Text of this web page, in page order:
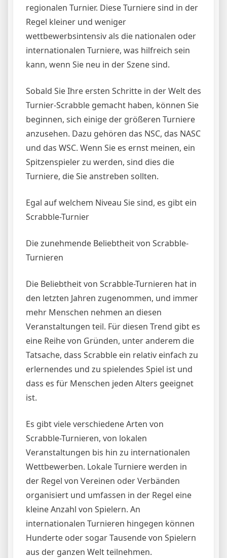
regionalen Turnier. Diese Turniere sind in der
Regel kleiner und weniger
wettbewerbsintensiv als die nationalen oder
internationalen Turniere, was hilfreich sein
kann, wenn Sie neu in der Szene sind.
Sobald Sie Ihre ersten Schritte in der Welt des
Turnier-Scrabble gemacht haben, können Sie
beginnen, sich einige der größeren Turniere
anzusehen. Dazu gehören das NSC, das NASC
und das WSC. Wenn Sie es ernst meinen, ein
Spitzenspieler zu werden, sind dies die
Turniere, die Sie anstreben sollten.
Egal auf welchem Niveau Sie sind, es gibt ein
Scrabble-Turnier
Die zunehmende Beliebtheit von Scrabble-
Turnieren
Die Beliebtheit von Scrabble-Turnieren hat in
den letzten Jahren zugenommen, und immer
mehr Menschen nehmen an diesen
Veranstaltungen teil. Für diesen Trend gibt es
eine Reihe von Gründen, unter anderem die
Tatsache, dass Scrabble ein relativ einfach zu
erlernendes und zu spielendes Spiel ist und
dass es für Menschen jeden Alters geeignet
ist.
Es gibt viele verschiedene Arten von
Scrabble-Turnieren, von lokalen
Veranstaltungen bis hin zu internationalen
Wettbewerben. Lokale Turniere werden in
der Regel von Vereinen oder Verbänden
organisiert und umfassen in der Regel eine
kleine Anzahl von Spielern. An
internationalen Turnieren hingegen können
Hunderte oder sogar Tausende von Spielern
aus der ganzen Welt teilnehmen.